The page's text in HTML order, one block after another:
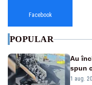
Facebook
POPULAR
Au
spun
1 aug.